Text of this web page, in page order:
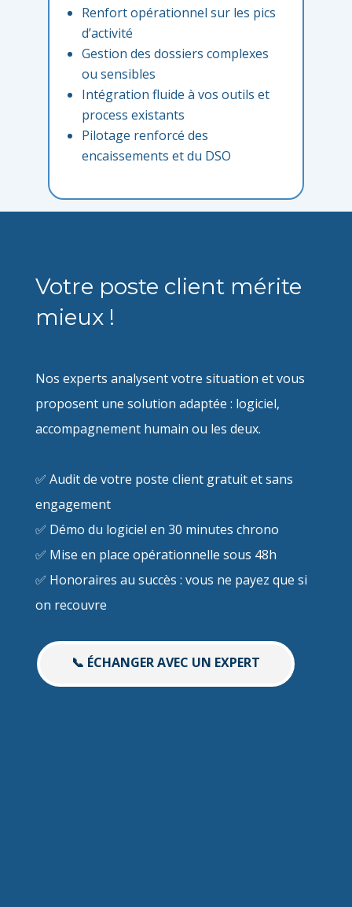
Renfort opérationnel sur les pics
d’activité
Gestion des dossiers complexes
ou sensibles
Intégration fluide à vos outils et
process existants
Pilotage renforcé des
encaissements et du DSO
Votre poste client mérite
mieux !
Nos experts analysent votre situation et vous
proposent une solution adaptée : logiciel,
accompagnement humain ou les deux.
✅ Audit de votre poste client gratuit et sans
engagement
✅ Démo du logiciel en 30 minutes chrono
✅ Mise en place opérationnelle sous 48h
✅ Honoraires au succès : vous ne payez que si
on recouvre
📞 ÉCHANGER AVEC UN EXPERT